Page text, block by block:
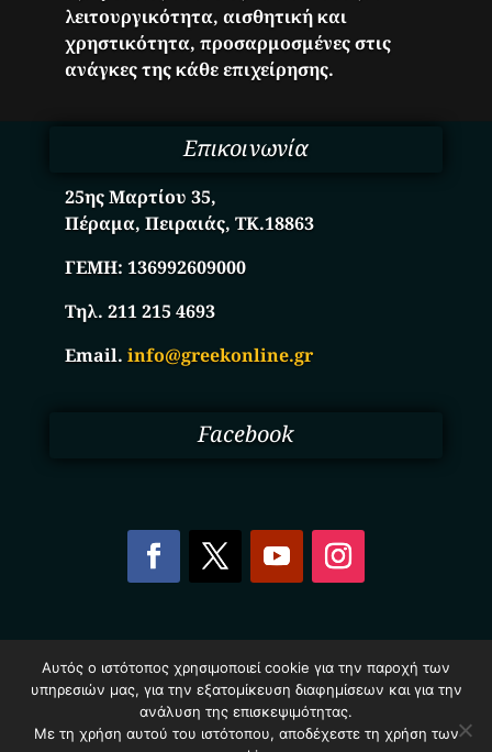
λειτουργικότητα, αισθητική και
χρηστικότητα, προσαρμοσμένες στις
ανάγκες της κάθε επιχείρησης.
Επικοινωνία
25ης Μαρτίου 35,
Πέραμα, Πειραιάς, ΤΚ.18863
ΓΕΜΗ:136992609000
Τηλ. 211 215 4693
Email.info@greekonline.gr
Facebook
Επιχειρήσεων Ελλάδας – Greekonline.gr. All Rights
Reserved.
Όροι & Προυποθέσεις–Προστασία Προσωπικών
Δεδομένων–Πολιτική Cookies
Αυτός ο ιστότοπος χρησιμοποιεί cookie για την παροχή των
υπηρεσιών μας, για την εξατομίκευση διαφημίσεων και για την
ανάλυση της επισκεψιμότητας.
Με τη χρήση αυτού του ιστότοπου, αποδέχεστε τη χρήση των